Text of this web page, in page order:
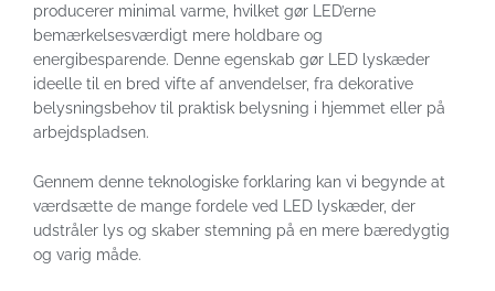
producerer minimal varme, hvilket gør LED’erne
bemærkelsesværdigt mere holdbare og
energibesparende. Denne egenskab gør LED lyskæder
ideelle til en bred vifte af anvendelser, fra dekorative
belysningsbehov til praktisk belysning i hjemmet eller på
arbejdspladsen.
Gennem denne teknologiske forklaring kan vi begynde at
værdsætte de mange fordele ved LED lyskæder, der
udstråler lys og skaber stemning på en mere bæredygtig
og varig måde.